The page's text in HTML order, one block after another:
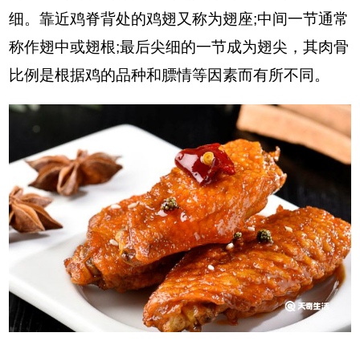
细。靠近鸡脊背处的鸡翅又称为翅座;中间一节通常
称作翅中或翅根;最后尖细的一节成为翅尖，其肉骨
比例是根据鸡的品种和膘情等因素而有所不同。